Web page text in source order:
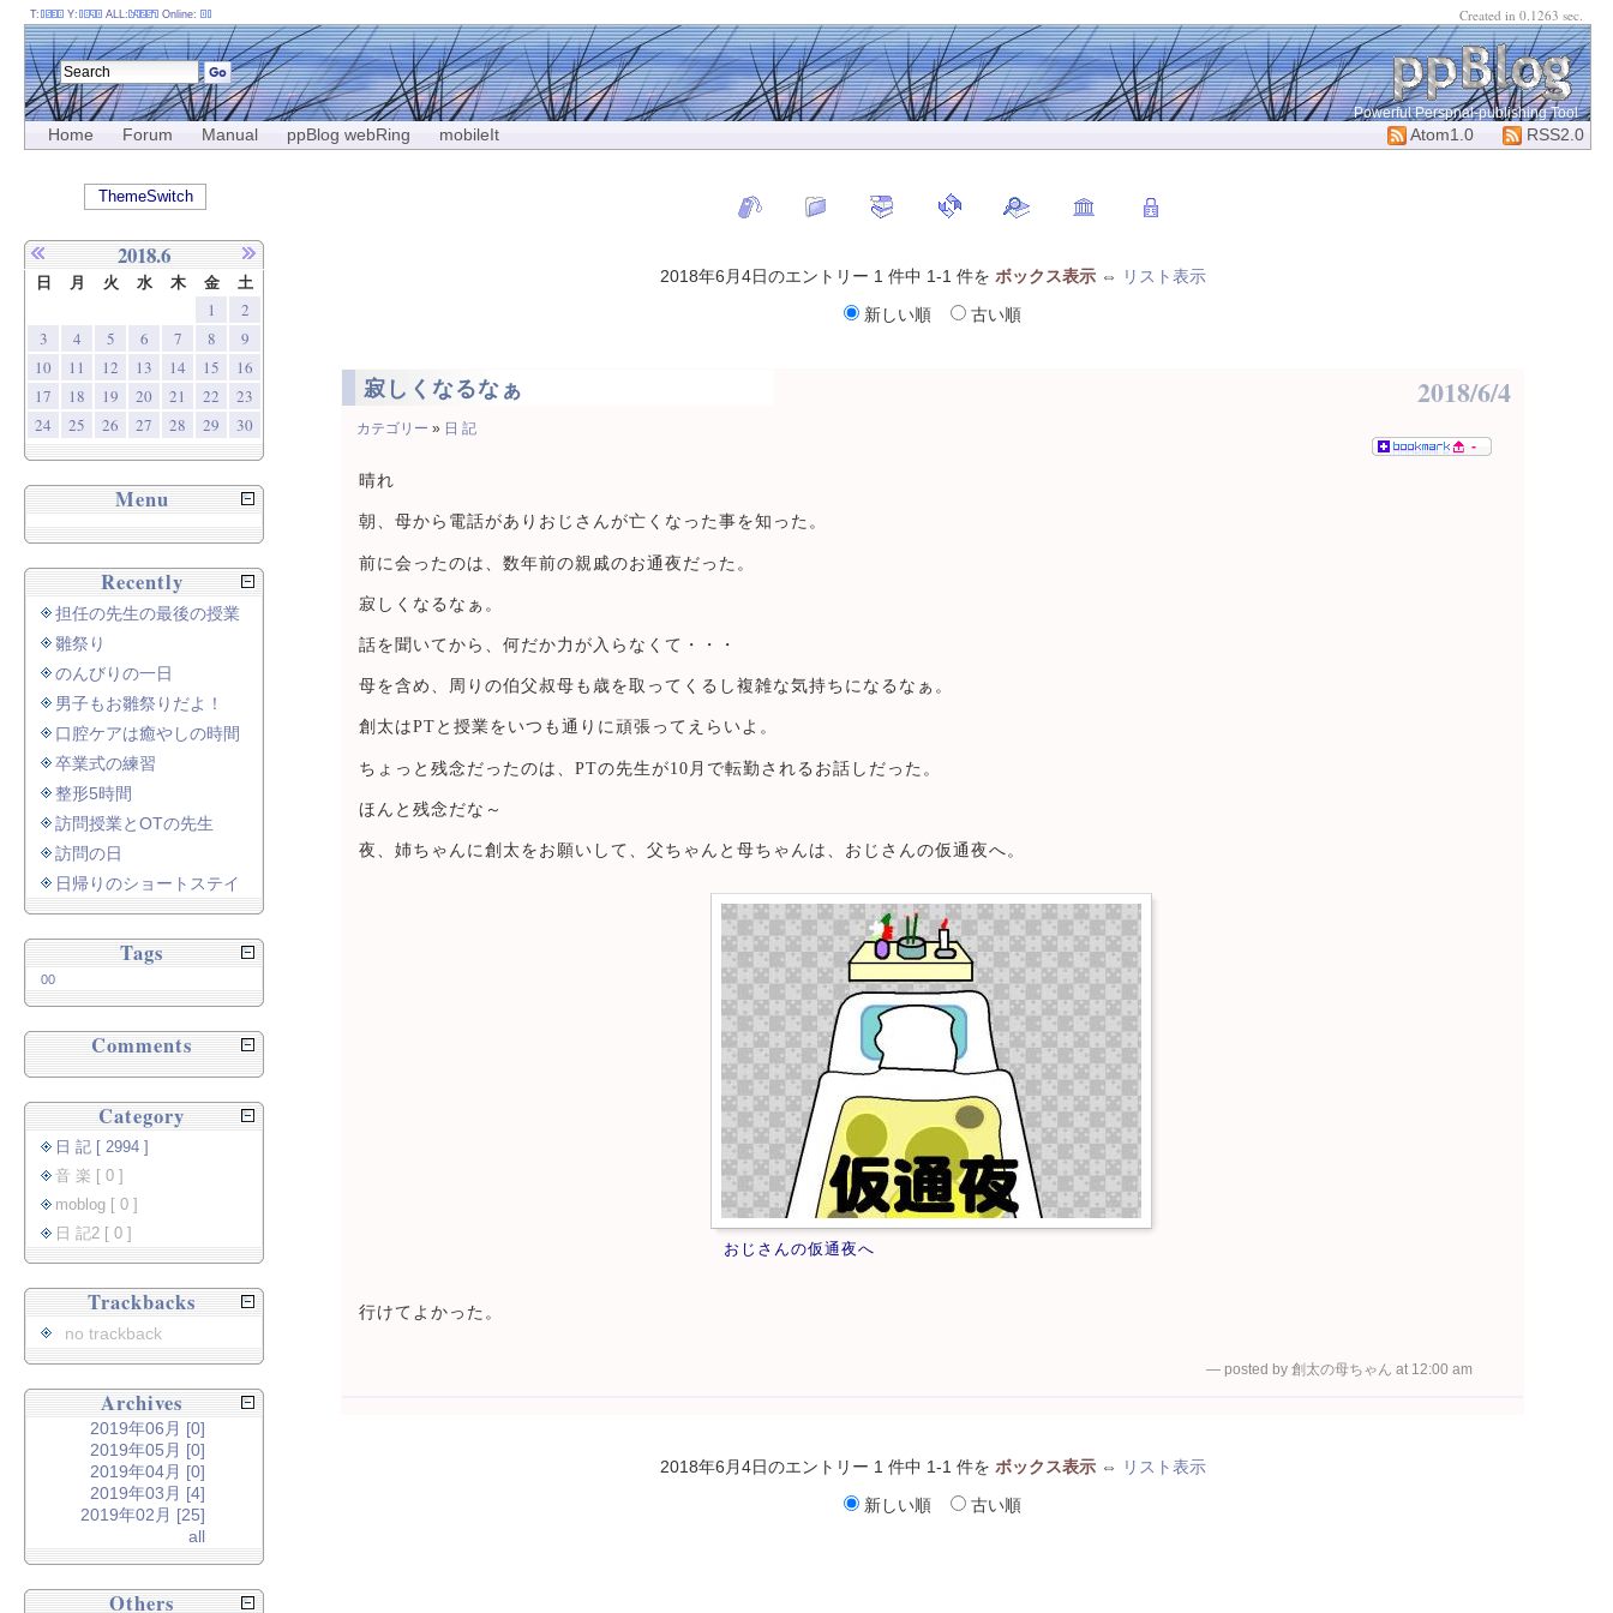
Powerful Perspnal-publishing Tool
Home Forum Manual ppBlog webRing mobileIt RSS2.0
Atom1.0
2018年6月4日のエントリー 1 件中 1-1 件を ボックス表示⇔
リスト表示
新しい順
古い順
寂しくなるなぁ 2018/6/4
カテゴリー » 日 記
-
晴れ
朝、母から電話がありおじさんが亡くなった事を知った。
前に会ったのは、数年前の親戚のお通夜だった。
寂しくなるなぁ。
話を聞いてから、何だか力が入らなくて・・・
母を含め、周りの伯父叔母も歳を取ってくるし複雑な気持ちになるなぁ。
創太はPTと授業をいつも通りに頑張ってえらいよ。
ちょっと残念だったのは、PTの先生が10月で転勤されるお話しだった。
ほんと残念だな～
夜、姉ちゃんに創太をお願いして、父ちゃんと母ちゃんは、おじさんの仮通夜へ。
おじさんの仮通夜へ
行けてよかった。
— posted by 創太の母ちゃん at 12:00 am
2018年6月4日のエントリー 1 件中 1-1 件を ボックス表示⇔
リスト表示
新しい順
古い順
T: Y: ALL: Online:
ThemeSwitch
Created in 0.1263 sec.
2018.6
日 月 火 水 木 金 土
1
2
3
4 5 6 7 8
9
10
11 12 13 14 15
16
17
18 19 20 21 22
23
24
25 26 27 28 29 30
Menu
Recently
担任の先生の最後の授業
雛祭り
のんびりの一日
男子もお雛祭りだよ！
口腔ケアは癒やしの時間
卒業式の練習
整形5時間
訪問授業とOTの先生
訪問の日
日帰りのショートステイ
Tags
00
Comments
Category
日 記 [ 2994 ]
音 楽 [ 0 ]
moblog [ 0 ]
日 記2 [ 0 ]
Trackbacks
no trackback
Archives
2019年06月 [0]
2019年05月 [0]
2019年04月 [0]
2019年03月 [4]
2019年02月 [25]
all
Others